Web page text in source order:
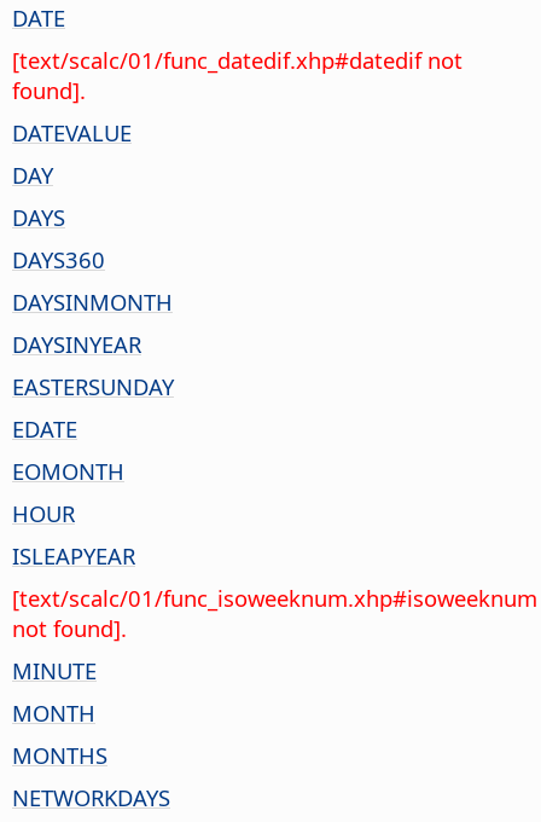
DATE
[text/scalc/01/func_datedif.xhp#datedif not
found].
DATEVALUE
DAY
DAYS
DAYS360
DAYSINMONTH
DAYSINYEAR
EASTERSUNDAY
EDATE
EOMONTH
HOUR
ISLEAPYEAR
[text/scalc/01/func_isoweeknum.xhp#isoweeknum
not found].
MINUTE
MONTH
MONTHS
NETWORKDAYS